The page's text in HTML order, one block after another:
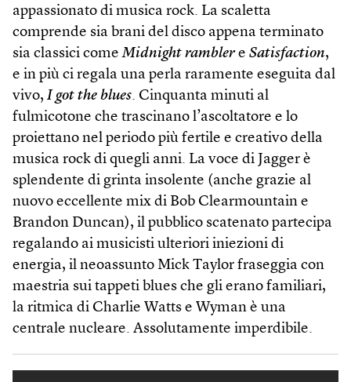
appassionato di musica rock. La scaletta
comprende sia brani del disco appena terminato
sia classici comeMidnight ramblere Satisfaction,
e in più ci regala una perla raramente eseguita dal
vivo, I got the blues. Cinquanta minuti al
fulmicotone che trascinano l’ascoltatore e lo
proiettano nel periodo più fertile e creativo della
musica rock di quegli anni. La voce di Jagger è
splendente di grinta insolente (anche grazie al
nuovo eccellente mix di Bob Clearmountain e
Brandon Duncan), il pubblico scatenato partecipa
regalando ai musicisti ulteriori iniezioni di
energia, il neoassunto Mick Taylor fraseggia con
maestria sui tappeti blues che gli erano familiari,
la ritmica di Charlie Watts e Wyman è una
centrale nucleare. Assolutamente imperdibile.